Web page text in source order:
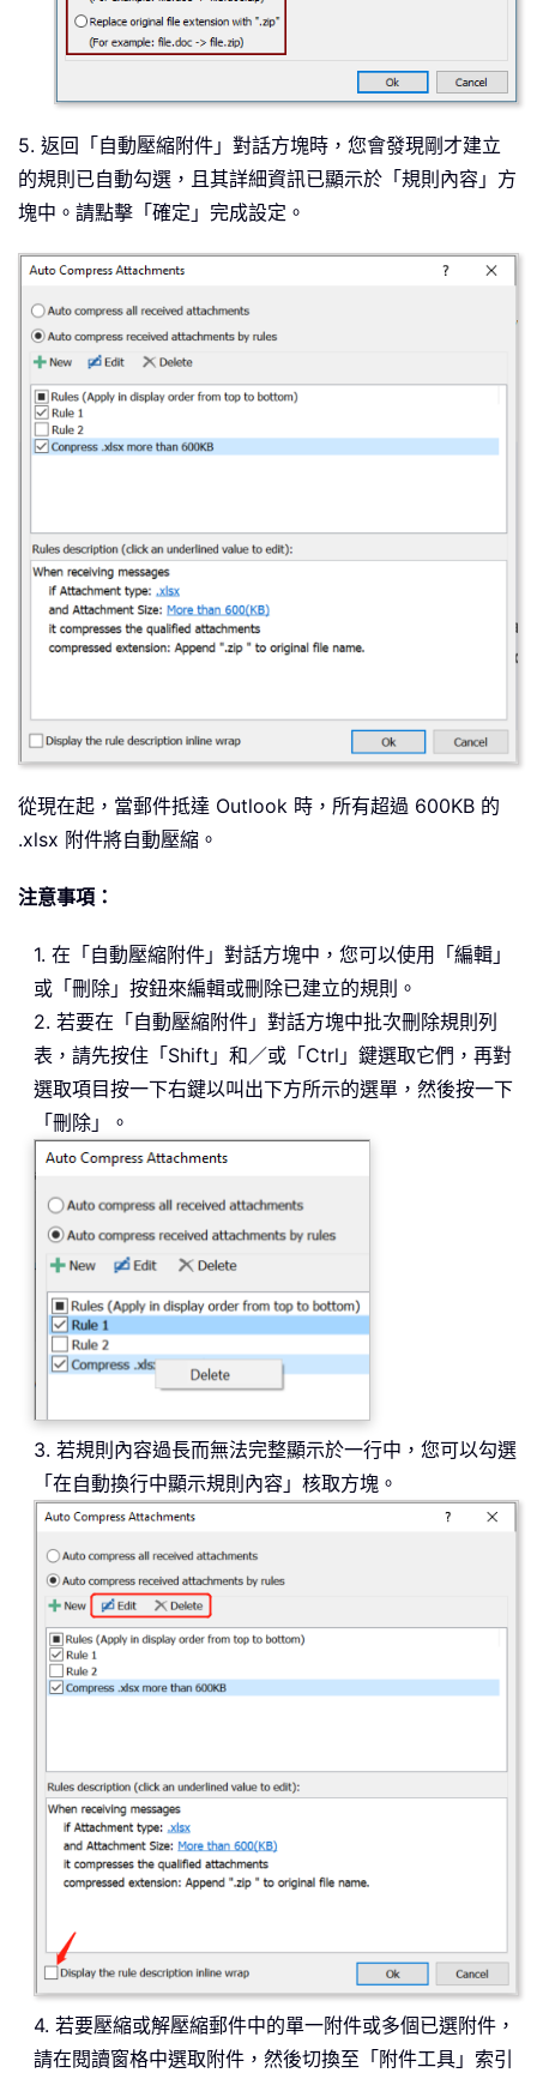
5. 返回「自動壓縮附件」對話方塊時，您會發現剛才建立
的規則已自動勾選，且其詳細資訊已顯示於「規則內容」方
塊中。請點擊「確定」完成設定。
從現在起，當郵件抵達 Outlook 時，所有超過 600KB 的
.xlsx 附件將自動壓縮。
注意事項：
1. 在「自動壓縮附件」對話方塊中，您可以使用「編輯」
或「刪除」按鈕來編輯或刪除已建立的規則。
2. 若要在「自動壓縮附件」對話方塊中批次刪除規則列
表，請先按住「Shift」和／或「Ctrl」鍵選取它們，再對
選取項目按一下右鍵以叫出下方所示的選單，然後按一下
「刪除」。
3. 若規則內容過長而無法完整顯示於一行中，您可以勾選
「在自動換行中顯示規則內容」核取方塊。
4. 若要壓縮或解壓縮郵件中的單一附件或多個已選附件，
請在閱讀窗格中選取附件，然後切換至「附件工具」索引